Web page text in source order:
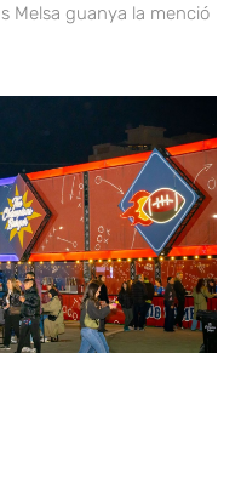
Melsa guanya la menció